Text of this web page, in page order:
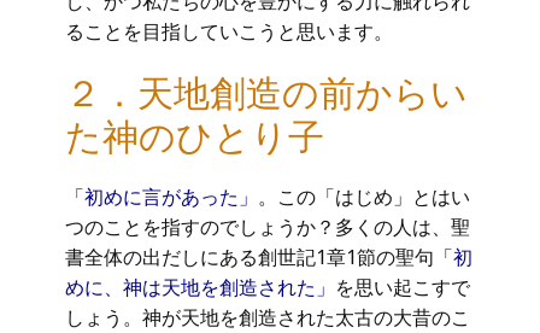
ることを目指していこうと思います。
２．天地創造の前からい
た神のひとり子
「初めに言があった」 。この「はじめ」とはい
つのことを指すのでしょうか？多くの人は、聖
書全体の出だしにある創世記1章1節の聖句 「初
めに、神は天地を創造された」 を思い起こすで
しょう。神が天地を創造された太古の大昔のこ